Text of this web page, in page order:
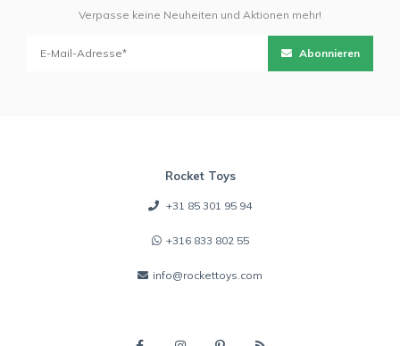
Verpasse keine Neuheiten und Aktionen mehr!
Abonnieren
Rocket Toys
+31 85 301 95 94
+316 833 802 55
info@rockettoys.com